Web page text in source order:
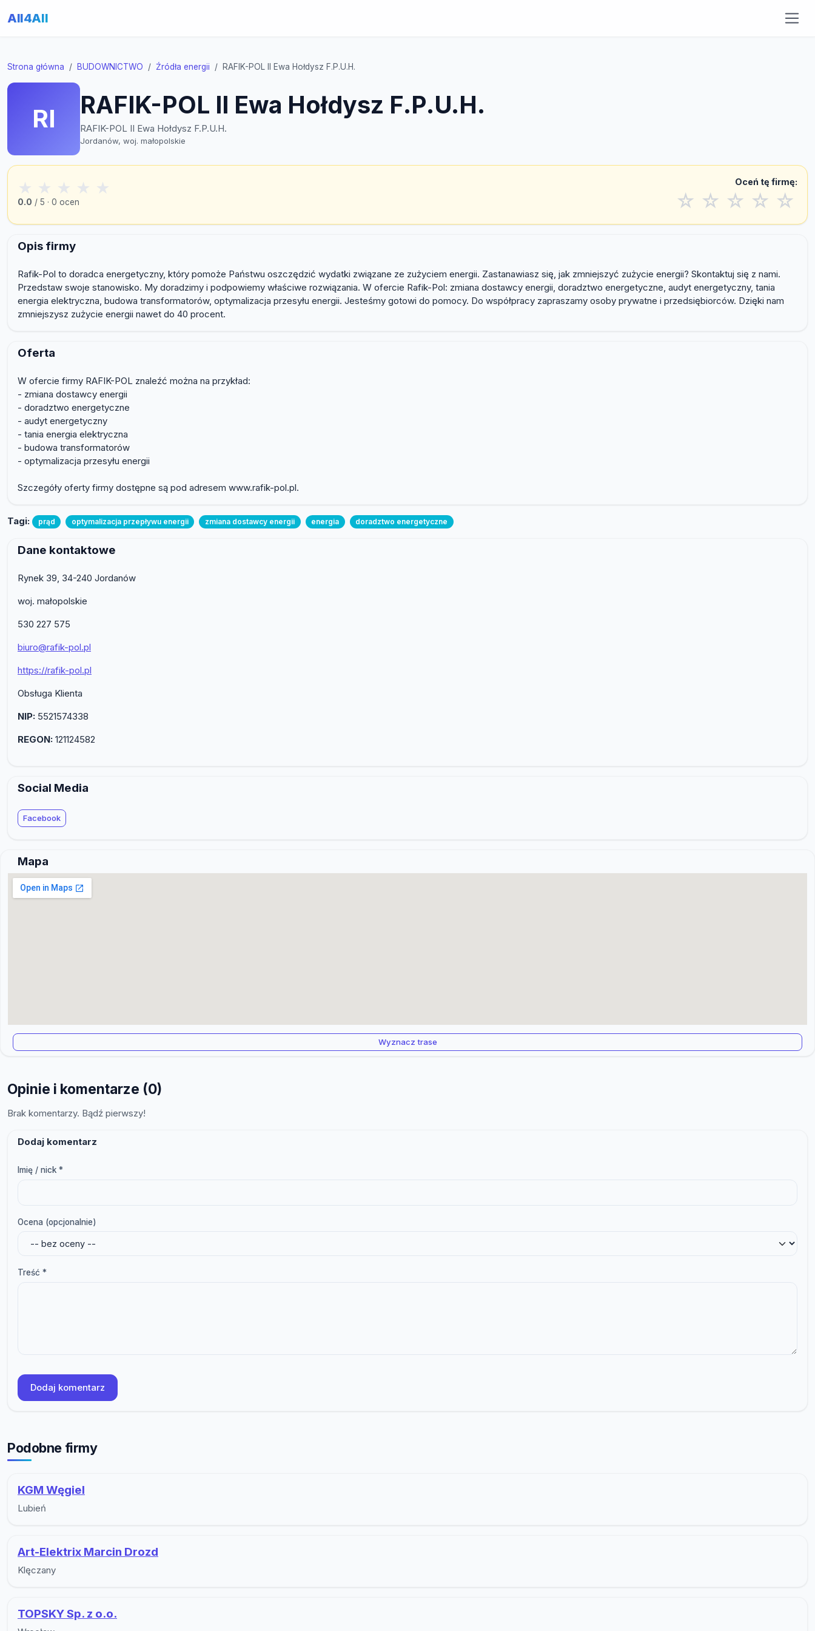
All4All
Strona główna BUDOWNICTWO Źródła energii RAFIK-POL II Ewa Hołdysz F.P.U.H.
RI RAFIK-POL II Ewa Hołdysz F.P.U.H.
RAFIK-POL II Ewa Hołdysz F.P.U.H.
Jordanów, woj. małopolskie
★ ★ ★ ★ ★
0.0 / 5 · 0 ocen
Oceń tę firmę:
☆ ☆ ☆ ☆ ☆
Opis firmy
Rafik-Pol to doradca energetyczny, który pomoże Państwu oszczędzić wydatki związane ze zużyciem energii. Zastanawiasz się, jak zmniejszyć zużycie energii? Skontaktuj się z nami.
Przedstaw swoje stanowisko. My doradzimy i podpowiemy właściwe rozwiązania. W ofercie Rafik-Pol: zmiana dostawcy energii, doradztwo energetyczne, audyt energetyczny, tania
energia elektryczna, budowa transformatorów, optymalizacja przesyłu energii. Jesteśmy gotowi do pomocy. Do współpracy zapraszamy osoby prywatne i przedsiębiorców. Dzięki nam
zmniejszysz zużycie energii nawet do 40 procent.
Oferta
W ofercie firmy RAFIK-POL znaleźć można na przykład:
- zmiana dostawcy energii
- doradztwo energetyczne
- audyt energetyczny
- tania energia elektryczna
- budowa transformatorów
- optymalizacja przesyłu energii
Szczegóły oferty firmy dostępne są pod adresem www.rafik-pol.pl.
Tagi: prąd optymalizacja przepływu energii zmiana dostawcy energii energia doradztwo energetyczne
Dane kontaktowe
Rynek 39, 34-240 Jordanów
woj. małopolskie
530 227 575
biuro@rafik-pol.pl
https://rafik-pol.pl
Obsługa Klienta
NIP: 5521574338
REGON: 121124582
Social Media
Facebook
Mapa
Wyznacz trase
Opinie i komentarze (0)
Brak komentarzy. Bądź pierwszy!
Dodaj komentarz
Imię / nick *
Ocena (opcjonalnie)
Treść *
Dodaj komentarz
Podobne firmy
KGM Węgiel
Lubień
Art-Elektrix Marcin Drozd
Klęczany
TOPSKY Sp. z o.o.